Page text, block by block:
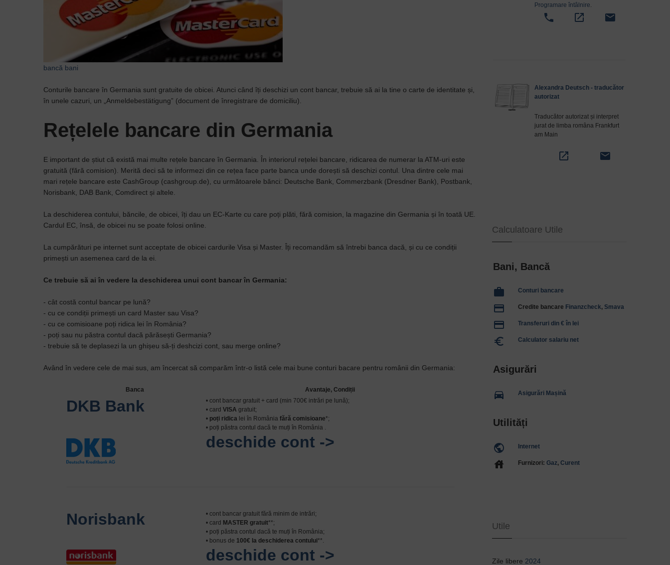
bancă bani
Conturile bancare în Germania sunt gratuite de obicei. Atunci când îți deschizi un cont bancar, trebuie să ai la tine o carte de identitate și,
în unele cazuri, un „Anmeldebestätigung” (document de înregistrare de domiciliu).
Rețelele bancare din Germania
E important de știut că există mai multe rețele bancare în Germania. În interiorul rețelei bancare, ridicarea de numerar la ATM-uri este
gratuită (fără comision). Merită deci să te informezi din ce rețea face parte banca unde dorești să deschizi contul. Una dintre cele mai
mari rețele bancare este CashGroup (cashgroup.de), cu următoarele bănci: Deutsche Bank, Commerzbank (Dresdner Bank), Postbank,
Norisbank, DAB Bank, Comdirect și altele.
La deschiderea contului, băncile, de obicei, îți dau un EC-Karte cu care poți plăti, fără comision, la magazine din Germania și în toată UE.
Cardul EC, însă, de obicei nu se poate folosi online.
La cumpărături pe internet sunt acceptate de obicei cardurile Visa și Master. Îți recomandăm să întrebi banca dacă, și cu ce condiții
primești un asemenea card de la ei.
Ce trebuie să ai în vedere la deschiderea unui cont bancar în Germania:
- cât costă contul bancar pe lună?
- cu ce condiții primești un card Master sau Visa?
- cu ce comisioane poți ridica lei în România?
- poți sau nu păstra contul dacă părăsești Germania?
- trebuie să te deplasezi la un ghișeu să-ți deshcizi cont, sau merge online?
Având în vedere cele de mai sus, am încercat să comparăm într-o listă cele mai bune conturi bacare pentru românii din Germania:
Banca Avantaje, Condiții
DKB Bank
• cont bancar gratuit + card (min 700€ intrări pe lună);
• card VISA gratuit;
• poți ridicalei în România fără comisioane*;
• poți păstra contul dacă te muți în România .
deschide cont ->
Norisbank
• cont bancar gratuit fără minim de intrări;
• card MASTER gratuit**;
• poți păstra contul dacă te muți în România;
• bonus de 100€ la deschiderea contului**.
deschide cont ->
Programare întâlnire.
phone open_in_new email
Alexandra Deutsch - traducător
autorizat
Traducător autorizat și interpret
jurat de limba româna Frankfurt
am Main
open_in_new email
Calculatoare Utile
Bani, Bancă
work Conturi bancare
payment Credite bancare Finanzcheck, Smava
payment Transferuri din € în lei
euro_symbol Calculator salariu net
Asigurări
directions_car Asigurări Mașină
Utilități
public Internet
house Furnizori: Gaz, Curent
Utile
Zile libere 2024